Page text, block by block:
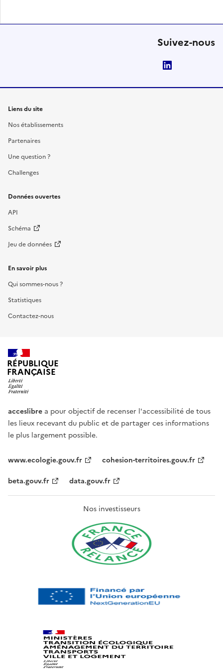
Suivez-nous
Liens du site
Nos établissements
Partenaires
Une question ?
Challenges
Données ouvertes
API
Schéma
Jeu de données
En savoir plus
Qui sommes-nous ?
Statistiques
Contactez-nous
RÉPUBLIQUE
FRANÇAISE
acceslibre a pour objectif de recenser l'accessibilité de tous
les lieux recevant du public et de partager ces informations
le plus largement possible.
www.ecologie.gouv.fr
cohesion-territoires.gouv.fr
beta.gouv.fr
data.gouv.fr
Nos investisseurs